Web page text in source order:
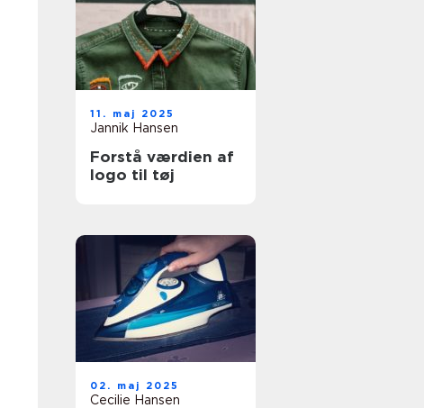
11. maj 2025
Jannik Hansen
Forstå værdien af
logo til tøj
02. maj 2025
Cecilie Hansen